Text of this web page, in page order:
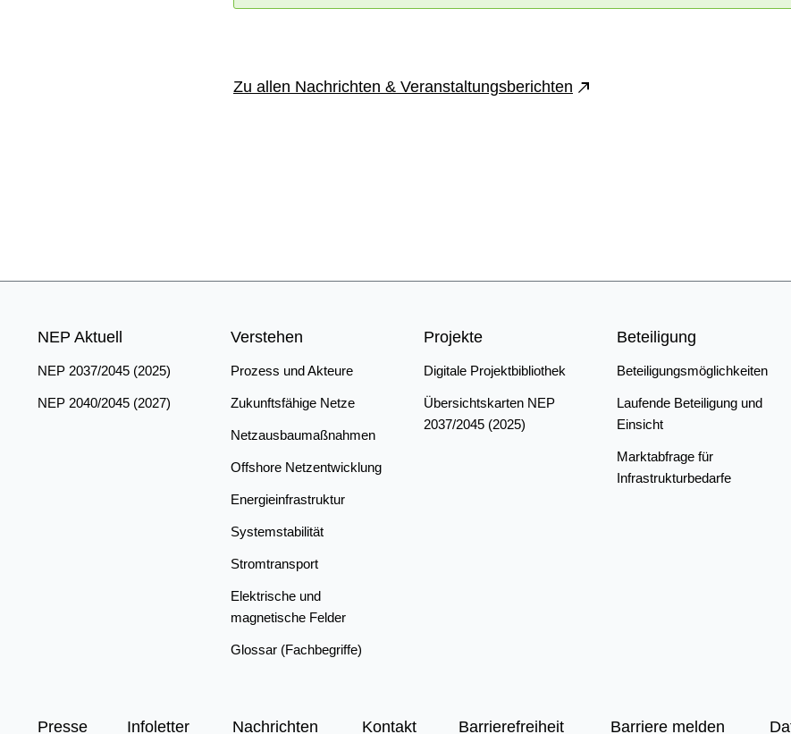
Zu allen Nachrichten & Veranstaltungsberichten
NEP Aktuell
NEP 2037/2045 (2025)
NEP 2040/2045 (2027)
Verstehen
Prozess und Akteure
Zukunftsfähige Netze
Netzausbaumaßnahmen
Offshore Netzentwicklung
Energieinfrastruktur
Systemstabilität
Stromtransport
Elektrische und
magnetische Felder
Glossar (Fachbegriffe)
Projekte
Digitale Projektbibliothek
Übersichtskarten NEP
2037/2045 (2025)
Beteiligung
Beteiligungsmöglichkeiten
Laufende Beteiligung und
Einsicht
Marktabfrage für
Infrastrukturbedarfe
Presse Infoletter Nachrichten Kontakt Barrierefreiheit Barriere melden